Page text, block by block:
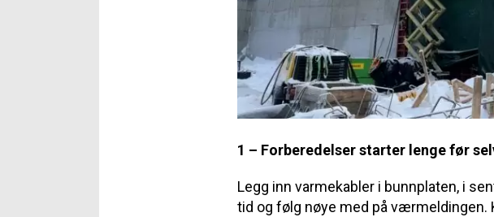
1 – Forberedelser starter lenge før
Legg inn varmekabler i bunnplaten, i
tid og følg nøye med på værmeldingen.